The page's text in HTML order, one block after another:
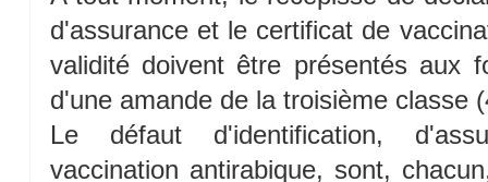
d'assurance et le certificat de
validité doivent être présentés aux
d'une amande de la troisième classe
Le défaut d'identification,
vaccination antirabique, sont,